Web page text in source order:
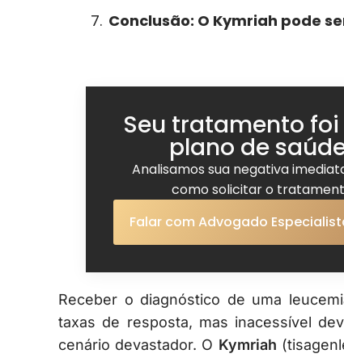
Conclusão: O Kymriah pode
Seu tratamento
plano de
Analisamos sua negativa
como solicitar o
Falar com Advogado
Receber o diagnóstico de uma
taxas de resposta, mas inacessível
cenário devastador. O Kymriah